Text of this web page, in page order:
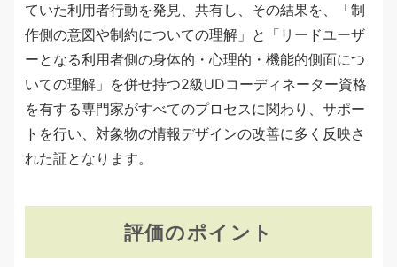
ていた利用者行動を発見、共有し、その結果を、「制
作側の意図や制約についての理解」と「リードユーザ
ーとなる利用者側の身体的・心理的・機能的側面につ
いての理解」を併せ持つ2級UDコーディネーター資格
を有する専門家がすべてのプロセスに関わり、サポー
トを行い、対象物の情報デザインの改善に多く反映さ
れた証となります。
評価のポイント